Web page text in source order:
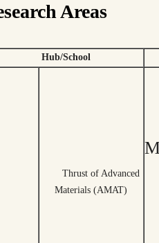
Areas
Hub/School
Thrust of Advanced
Materials (AMAT)